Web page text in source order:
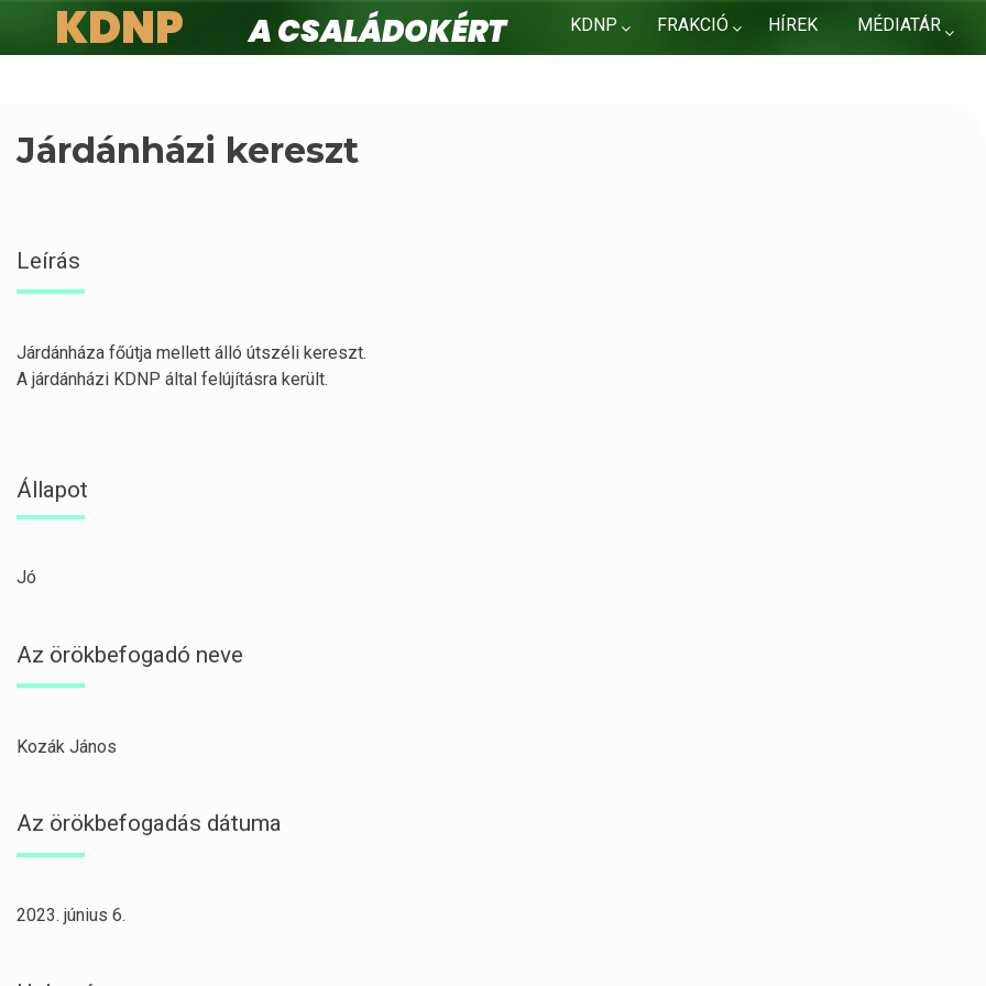
KDNP FRAKCIÓ HÍREK MÉDIATÁR
KDNP
A családokért.
Járdánházi kereszt
Leírás
Járdánháza főútja mellett álló útszéli kereszt.
A járdánházi KDNP által felújításra került.
Állapot
Jó
Az örökbefogadó neve
Kozák János
Az örökbefogadás dátuma
2023. június 6.